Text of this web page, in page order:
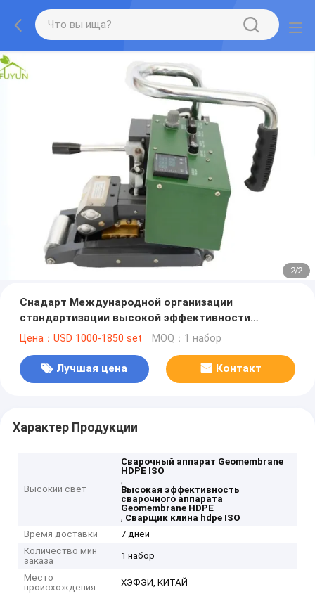
2/2
Снадарт Международной организации
стандартизации высокой эффективности
сварочного аппарата Geomembrane HDPE
Цена：USD 1000-1850 set MOQ：1 набор
Лучшая цена Контакт
Характер Продукции
Высокий свет
Сварочный аппарат Geomembrane
HDPE ISO
,
Высокая эффективность
сварочного аппарата
Geomembrane HDPE
, Сварщик клина hdpe ISO
Время доставки
7 дней
Количество мин
заказа
1 набор
Место
происхождения
ХЭФЭИ, КИТАЙ